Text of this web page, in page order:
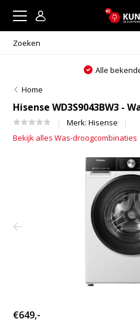
Alle
Home
Hisense WD3S9043BW3 -
Merk:Hisense
Bekijk alles Was-droogcombinaties
€649,-